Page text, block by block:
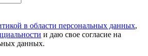
в области персональных данных,
и даю свое согласие на
данных.